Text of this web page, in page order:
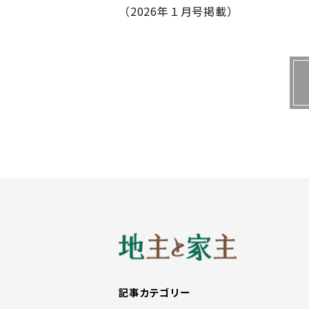
（2026年１月号掲載）
記事カテゴリー